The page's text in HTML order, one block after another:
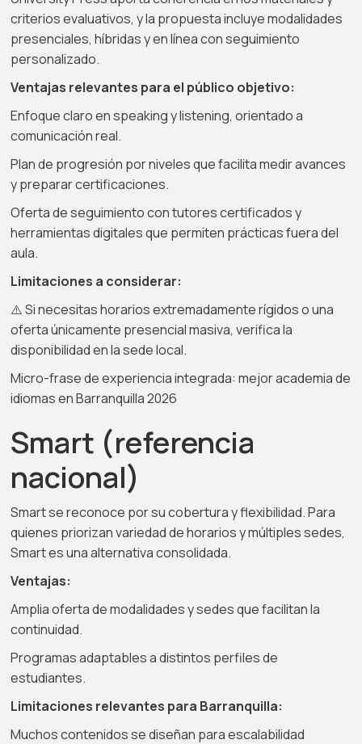
criterios evaluativos, y la propuesta incluye modalidades
presenciales, híbridas y en línea con seguimiento
personalizado.
Ventajas relevantes para el público objetivo:
Enfoque claro en speaking y listening, orientado a
comunicación real.
Plan de progresión por niveles que facilita medir avances
y preparar certificaciones.
Oferta de seguimiento con tutores certificados y
herramientas digitales que permiten prácticas fuera del
aula.
Limitaciones a considerar:
⚠️ Si necesitas horarios extremadamente rígidos o una
oferta únicamente presencial masiva, verifica la
disponibilidad en la sede local.
Micro-frase de experiencia integrada: mejor academia de
idiomas en Barranquilla 2026
Smart (referencia
nacional)
Smart se reconoce por su cobertura y flexibilidad. Para
quienes priorizan variedad de horarios y múltiples sedes,
Smart es una alternativa consolidada.
Ventajas:
Amplia oferta de modalidades y sedes que facilitan la
continuidad.
Programas adaptables a distintos perfiles de
estudiantes.
Limitaciones relevantes para Barranquilla:
Muchos contenidos se diseñan para escalabilidad